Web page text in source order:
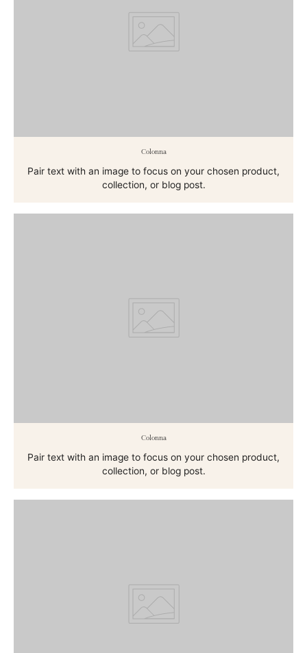
Colonna
Pair text with an image to focus on your chosen product,
collection, or blog post.
Colonna
Pair text with an image to focus on your chosen product,
collection, or blog post.